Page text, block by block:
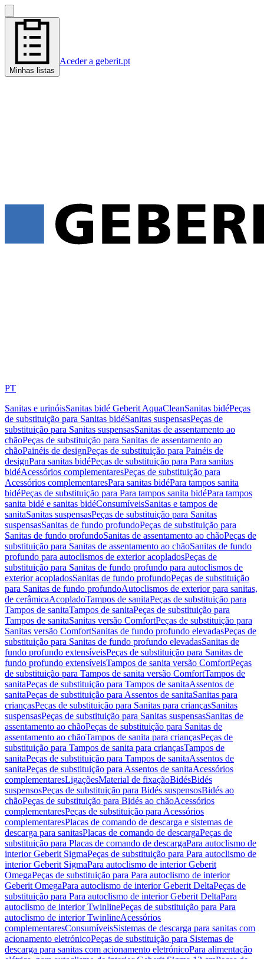
Minhas listas
Aceder a geberit.pt
PT
Sanitas e urinóisSanitas bidé Geberit AquaCleanSanitas bidéPeças
de substituição para Sanitas bidéSanitas suspensasPeças de
substituição para Sanitas suspensasSanitas de assentamento ao
chãoPeças de substituição para Sanitas de assentamento ao
chãoPainéis de designPeças de substituição para Painéis de
designPara sanitas bidéPeças de substituição para Para sanitas
bidéAcessórios complementaresPeças de substituição para
Acessórios complementaresPara sanitas bidéPara tampos sanita
bidéPeças de substituição para Para tampos sanita bidéPara tampos
sanita bidé e sanitas bidéConsumíveisSanitas e tampos de
sanitaSanitas suspensasPeças de substituição para Sanitas
suspensasSanitas de fundo profundoPeças de substituição para
Sanitas de fundo profundoSanitas de assentamento ao chãoPeças de
substituição para Sanitas de assentamento ao chãoSanitas de fundo
profundo para autoclismos de exterior acopladosPeças de
substituição para Sanitas de fundo profundo para autoclismos de
exterior acopladosSanitas de fundo profundoPeças de substituição
para Sanitas de fundo profundoAutoclismos de exterior para sanitas,
de cerâmicaAcopladoTampos de sanitaPeças de substituição para
Tampos de sanitaTampos de sanitaPeças de substituição para
Tampos de sanitaSanitas versão ComfortPeças de substituição para
Sanitas versão ComfortSanitas de fundo profundo elevadasPeças de
substituição para Sanitas de fundo profundo elevadasSanitas de
fundo profundo extensíveisPeças de substituição para Sanitas de
fundo profundo extensíveisTampos de sanita versão ComfortPeças
de substituição para Tampos de sanita versão ComfortTampos de
sanitaPeças de substituição para Tampos de sanitaAssentos de
sanitaPeças de substituição para Assentos de sanitaSanitas para
criançasPeças de substituição para Sanitas para criançasSanitas
suspensasPeças de substituição para Sanitas suspensasSanitas de
assentamento ao chãoPeças de substituição para Sanitas de
assentamento ao chãoTampos de sanita para criançasPeças de
substituição para Tampos de sanita para criançasTampos de
sanitaPeças de substituição para Tampos de sanitaAssentos de
sanitaPeças de substituição para Assentos de sanitaAcessórios
complementaresLigaçõesMaterial de fixaçãoBidésBidés
suspensosPeças de substituição para Bidés suspensosBidés ao
chãoPeças de substituição para Bidés ao chãoAcessórios
complementaresPeças de substituição para Acessórios
complementaresPlacas de comando de descarga e sistemas de
descarga para sanitasPlacas de comando de descargaPeças de
substituição para Placas de comando de descargaPara autoclismo de
interior Geberit SigmaPeças de substituição para Para autoclismo de
interior Geberit SigmaPara autoclismo de interior Geberit
OmegaPeças de substituição para Para autoclismo de interior
Geberit OmegaPara autoclismo de interior Geberit DeltaPeças de
substituição para Para autoclismo de interior Geberit DeltaPara
autoclismo de interior TwinlinePeças de substituição para Para
autoclismo de interior TwinlineAcessórios
complementaresConsumíveisSistemas de descarga para sanitas com
acionamento eletrónicoPeças de substituição para Sistemas de
descarga para sanitas com acionamento eletrónicoPara alimentação